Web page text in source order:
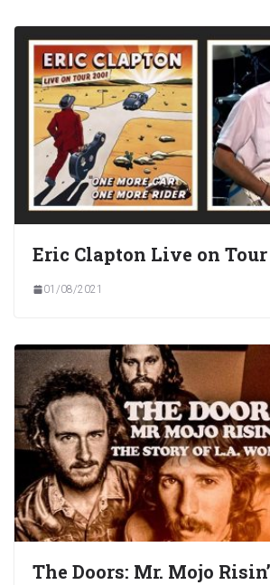
Eric Clapton Live on Tour
01/08/2021
The Doors: Mr. Mojo Risin’